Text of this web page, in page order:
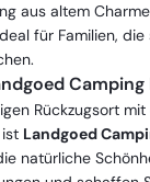
aus altem
für Familien,
Rückzugsort
Landgoed
natürliche